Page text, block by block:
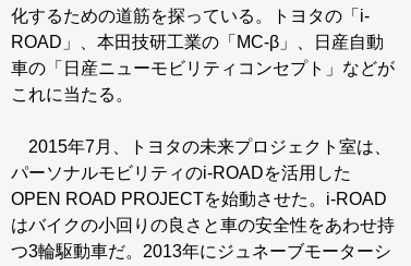
化するための道筋を探っている。トヨタの「i-
ROAD」、本田技研工業の「MC-β」、日産自動
車の「日産ニューモビリティコンセプト」などが
これに当たる。
2015年7月、トヨタの未来プロジェクト室は、
パーソナルモビリティのi-ROADを活用した
OPEN ROAD PROJECTを始動させた。i-ROAD
はバイクの小回りの良さと車の安全性をあわせ持
つ3輪駆動車だ。2013年にジュネーブモーターシ